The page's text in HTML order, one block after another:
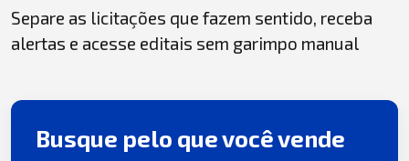
Separe as licitações que fazem sentido, receba
alertas e acesse editais sem garimpo manual
Busque pelo que você vende